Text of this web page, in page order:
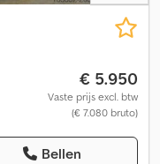
€ 5.950
Vaste prijs excl. btw
(€ 7.080 bruto)
Bellen